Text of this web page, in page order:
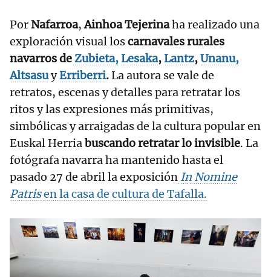
Por Nafarroa,Ainhoa Tejerinaha realizado una
exploración visual loscarnavales rurales
navarros deZubieta,Lesaka,Lantz,Unanu,
AltsasuyErriberri.La autora se vale de
retratos, escenas y detalles para retratar los
ritos y las expresiones más primitivas,
simbólicas y arraigadas de la cultura popular en
Euskal Herriabuscando retratar lo invisible. La
fotógrafa navarra ha mantenido hasta el
pasado 27 de abril la exposición In Nomine
Patrisen la casa de cultura de Tafalla.